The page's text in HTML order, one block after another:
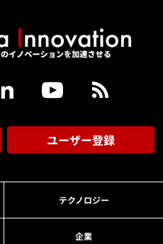
ユーザー登録
テクノロジー
企業